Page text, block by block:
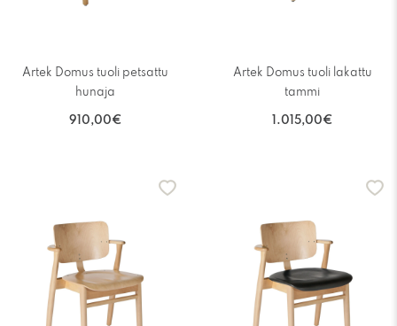
Artek Domus tuoli petsattu
hunaja
910,00€
Artek Domus tuoli lakattu
tammi
1.015,00€